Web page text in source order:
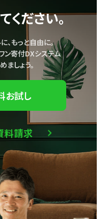
ください。
、もっと自由に。
ン寄付DXシステム
ましょう。
お試し
料請求